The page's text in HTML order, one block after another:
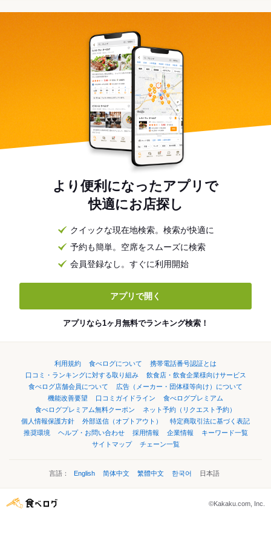
より便利になったアプリで
快適にお店探し
クイックな現在地検索。検索が快適に
予約も簡単。空席をスムーズに検索
会員登録なし。すぐに利用開始
アプリで開く
アプリなら1ヶ月無料でランキング検索！
利用規約 食べログについて
携帯電話番号認証とは
口コミ・ランキングに対する取り組み
飲食店・飲食企業様向けサービス
食べログ店舗会員について
広告（メーカー・団体様等向け）について
機能改善要望
口コミガイドライン
食べログプレミアム
食べログプレミアム無料クーポン
ネット予約（リクエスト予約）
個人情報保護方針
外部送信（オプトアウト）
特定商取引法に基づく表記
推奨環境
ヘルプ・お問い合わせ 採用情報 企業情報
キーワード一覧
サイトマップ
チェーン一覧
言語： English 简体中文 繁體中文 한국어 日本語
©Kakaku.com, Inc.